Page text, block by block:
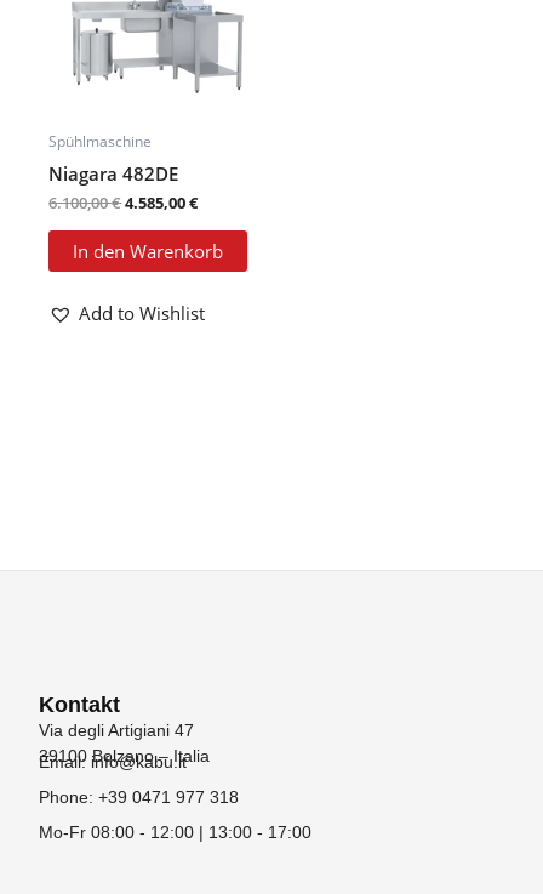
Spühlmaschine
Niagara 482DE
6.100,00€4.585,00€
In den Warenkorb
Add to Wishlist
Kontakt
Via degli Artigiani 47
39100 Bolzano – Italia
Email: info@kabu.it
Phone: +39 0471 977 318
Mo-Fr 08:00 - 12:00 | 13:00 - 17:00